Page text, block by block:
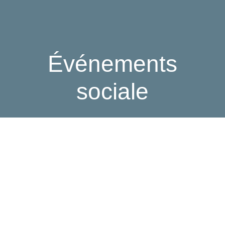
Événements
sociale